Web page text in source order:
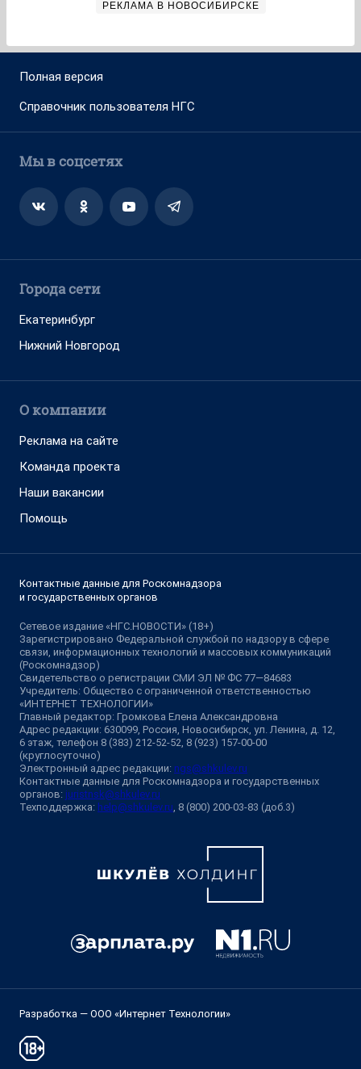
РЕКЛАМА В НОВОСИБИРСКЕ
Полная версия
Справочник пользователя НГС
Мы в соцсетях
Города сети
Екатеринбург
Нижний Новгород
О компании
Реклама на сайте
Команда проекта
Наши вакансии
Помощь
Контактные данные для Роскомнадзора
и государственных органов
Сетевое издание «НГС.НОВОСТИ» (18+)
Зарегистрировано Федеральной службой по надзору в сфере
связи, информационных технологий и массовых коммуникаций
(Роскомнадзор)
Свидетельство о регистрации СМИ ЭЛ № ФС 77—84683
Учредитель: Общество с ограниченной ответственностью
«ИНТЕРНЕТ ТЕХНОЛОГИИ»
Главный редактор: Громкова Елена Александровна
Адрес редакции: 630099, Россия, Новосибирск, ул. Ленина, д. 12,
6 этаж, телефон 8 (383) 212-52-52, 8 (923) 157-00-00
(круглосуточно)
Электронный адрес редакции: ngs@shkulev.ru
Контактные данные для Роскомнадзора и государственных
органов: juristnsk@shkulev.ru
Техподдержка: help@shkulev.ru, 8 (800) 200-03-83 (доб.3)
Разработка — ООО «Интернет Технологии»